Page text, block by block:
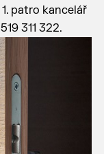
patro kancelář
311 322.